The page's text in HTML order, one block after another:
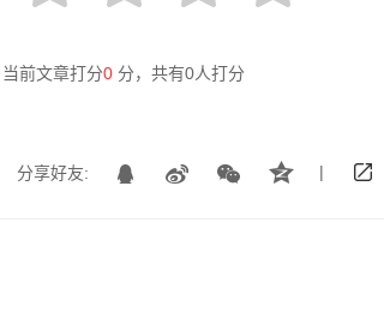
当前文章打分0 分，共有0人打分
分享好友: |